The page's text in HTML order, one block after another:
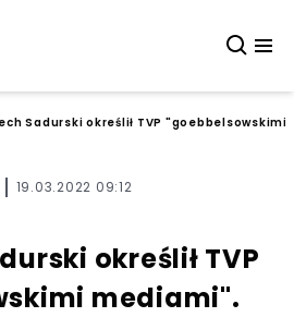
Sadurski określił TVP
19.03.2022 09:12
określił TVP
mediami".